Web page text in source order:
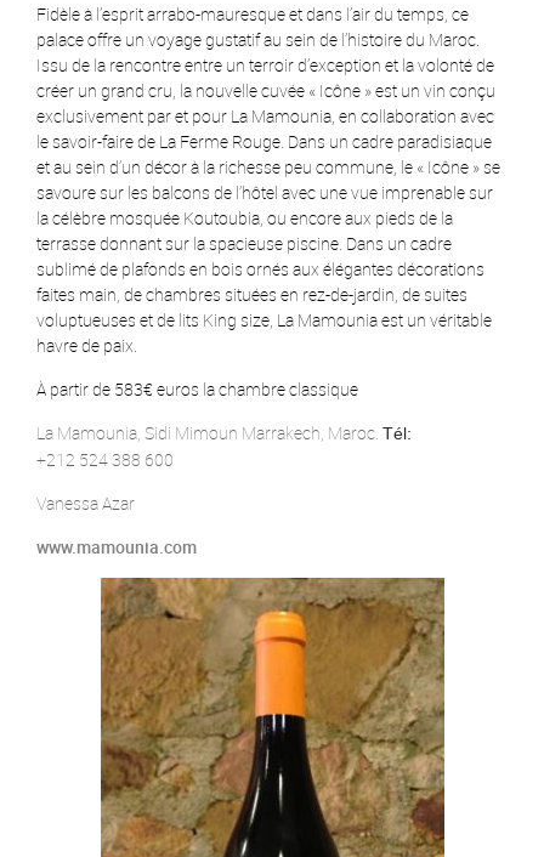
Fidèle à l’esprit arrabo-mauresque et dans l’air du temps, ce
palace offre un voyage gustatif au sein de l’histoire du Maroc.
Issu de la rencontre entre un terroir d’exception et la volonté de
créer un grand cru, la nouvelle cuvée « Icône » est un vin conçu
exclusivement par et pour La Mamounia, en collaboration avec
le savoir-faire de La Ferme Rouge. Dans un cadre paradisiaque
et au sein d’un décor à la richesse peu commune, le « Icône » se
savoure sur les balcons de l’hôtel avec une vue imprenable sur
la célèbre mosquée Koutoubia, ou encore aux pieds de la
terrasse donnant sur la spacieuse piscine. Dans un cadre
sublimé de plafonds en bois ornés aux élégantes décorations
faites main, de chambres situées en rez-de-jardin, de suites
voluptueuses et de lits King size, La Mamounia est un véritable
havre de paix.
À partir de 583€ euros la chambre classique
La Mamounia, Sidi Mimoun Marrakech, Maroc. Tél:
+212 524 388 600
Vanessa Azar
www.mamounia.com